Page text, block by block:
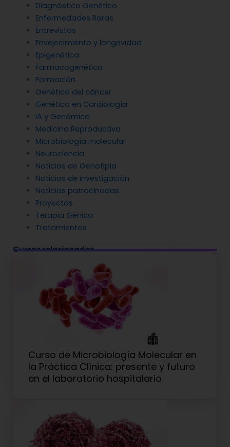
Diagnóstico Genético
Enfermedades Raras
Entrevistas
Envejecimiento y longevidad
Epigenética
Farmacogenética
Formación
Genética del cáncer
Genética en Cardiología
IA y Genómica
Medicina Reproductiva
Microbiología molecular
Neurociencia
Noticias de Genotipia
Noticias de investigación
Noticias patrocinadas
Proyectos
Terapia Génica
Tratamientos
Cursos relacionados
Curso de Microbiología Molecular en
la Práctica Clínica: presente y futuro
en el laboratorio hospitalario